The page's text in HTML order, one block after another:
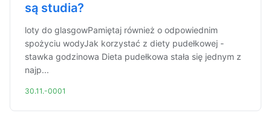
są studia?
loty do glasgowPamiętaj również o odpowiednim
spożyciu wodyJak korzystać z diety pudełkowej -
stawka godzinowa Dieta pudełkowa stała się jednym z
najp...
30.11.-0001